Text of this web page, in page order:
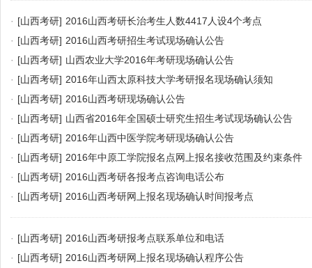
· [山西考研] 2016山西考研长治考生人数4417人设4个考点
· [山西考研] 2016山西考研招生考试现场确认公告
· [山西考研] 山西农业大学2016年考研现场确认公告
· [山西考研] 2016年山西太原科技大学考研报名现场确认须知
· [山西考研] 2016山西考研现场确认公告
· [山西考研] 山西省2016年全国硕士研究生招生考试现场确认公告
· [山西考研] 2016年山西中医学院考研现场确认公告
· [山西考研] 2016年中原工学院报名点网上报名接收范围及约束条件
· [山西考研] 2016山西考研各报考点咨询电话公布
· [山西考研] 2016山西考研网上报名现场确认时间报考点
· [山西考研] 2016山西考研报考点联系单位和电话
· [山西考研] 2016山西考研网上报名现场确认程序公告